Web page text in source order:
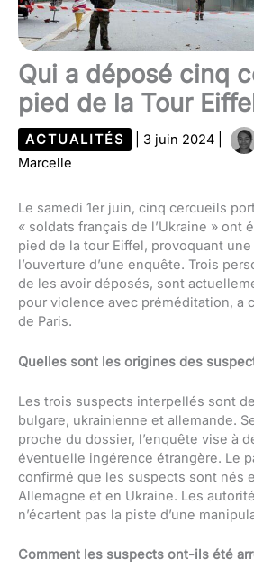
Qui a déposé cinq
pied de la Tour
ACTUALITÉS 3 juin 2024
Marcelle
Le samedi 1er juin, cinq cercueils
« soldats français de l’Ukraine » ont
pied de la tour Eiffel, provoquant
l’ouverture d’une enquête. Trois
de les avoir déposés, sont
pour violence avec préméditation, a
de Paris.
Quelles sont les origines des
Les trois suspects interpellés sont
bulgare, ukrainienne et allemande.
proche du dossier, l’enquête vise à
éventuelle ingérence étrangère. Le
confirmé que les suspects sont nés
Allemagne et en Ukraine. Les
n’écartent pas la piste d’une
Comment les suspects ont-ils été